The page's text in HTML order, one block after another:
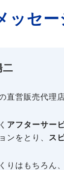
ッセー
直営販売代理
アフターサー
ンをとり、
ス
りはもちろん